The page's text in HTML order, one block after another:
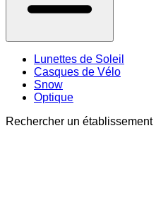
Lunettes de Soleil
Casques de Vélo
Snow
Optique
Rechercher un établissement